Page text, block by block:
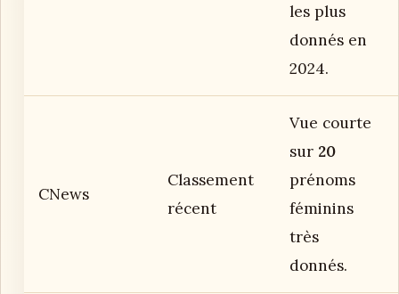
les plus
donnés en
2024.
CNews
Classement
récent
Vue courte
sur 20
prénoms
féminins
très
donnés.